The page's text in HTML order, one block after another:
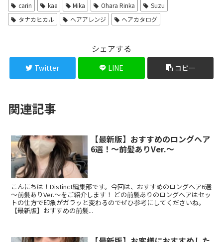
carin kae Mika Ohara Rinka
Suzu
タナカヒカル
ヘアアレンジ ヘアカタログ
シェアする
Twitter LINE コピー
関連記事
【最新版】おすすめのロングヘア
6選！～前髪ありVer.～
こんにちは！Distinct編集部です。今回は、おすすめのロングヘア6選
～前髪ありVer.～をご紹介します！ どの前髪ありのロングヘアはセッ
トの仕方で印象がガラッと変わるのでぜひ参考にしてくださいね。
【最新版】おすすめの前髪...